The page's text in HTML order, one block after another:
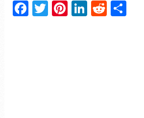
Facebook
TwitterPinterest
LinkedIn
Reddit